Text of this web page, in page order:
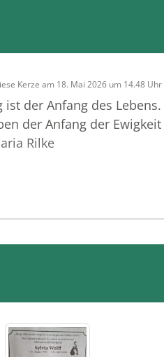
Kerze am 18. Mai 2026 um 14.48 Uhr
ist der Anfang des Lebens.
der Anfang der Ewigkeit
Rilke